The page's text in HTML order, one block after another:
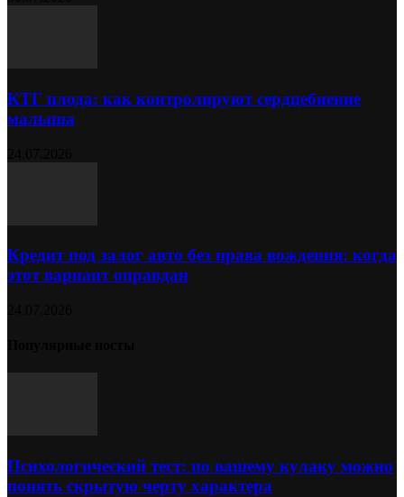
КТГ плода: как контролируют сердцебиение
малыша
Кредит под залог авто без права вождения: когда
этот вариант оправдан
Психологический тест: по вашему кулаку можно
понять скрытую черту характера